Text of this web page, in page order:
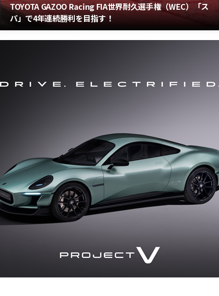
TOYOTA GAZOO Racing FIA世界耐久選手権（WEC）「ス
パ」で4年連続勝利を目指す！